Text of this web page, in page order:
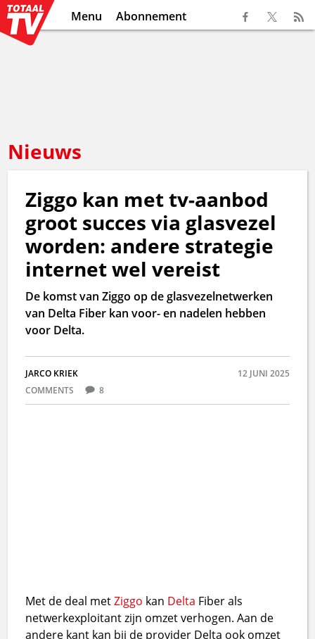
Menu Abonnement
Nieuws
Ziggo kan met tv-aanbod
groot succes via glasvezel
worden: andere strategie
internet wel vereist
De komst van Ziggo op de glasvezelnetwerken
van Delta Fiber kan voor- en nadelen hebben
voor Delta.
JARCO KRIEK
12 JUNI 2025
COMMENTS
8
Met de deal metZiggo kan Delta Fiber als
netwerkexploitant zijn omzet verhogen. Aan de
andere kant kan bij de provider Delta ook omzet